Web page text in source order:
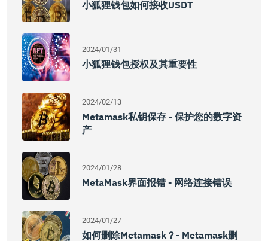
小狐狸钱包如何接收USDT
2024/01/31
小狐狸钱包授权及其重要性
2024/02/13
Metamask私钥保存 - 保护您的数字资
产
2024/01/28
MetaMask界面报错 - 网络连接错误
2024/01/27
如何删除Metamask？- Metamask删